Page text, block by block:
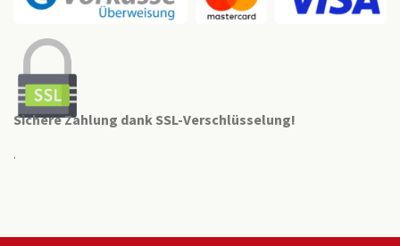
Sichere Zahlung dank SSL-Verschlüsselung!
.